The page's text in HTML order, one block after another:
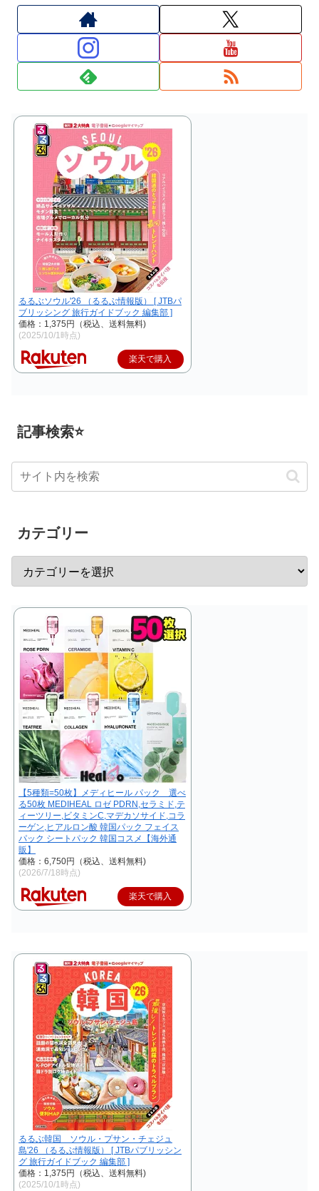
るるぶソウル'26 （るるぶ情報版） [ JTBパ
ブリッシング 旅行ガイドブック 編集部 ]
価格：1,375円（税込、送料無料)
(2025/10/1時点)
楽天で購入
記事検索⭐
カテゴリー
【5種類=50枚】メディヒール パック 選べ
る50枚 MEDIHEAL ロゼ PDRN,セラミド,テ
ィーツリー,ビタミンC,マデカソサイド,コラ
ーゲン,ヒアルロン酸 韓国パック フェイス
パック シートパック 韓国コスメ【海外通
販】
価格：6,750円（税込、送料無料)
(2026/7/18時点)
楽天で購入
るるぶ韓国 ソウル・プサン・チェジュ
島'26 （るるぶ情報版） [ JTBパブリッシン
グ 旅行ガイドブック 編集部 ]
価格：1,375円（税込、送料無料)
(2025/10/1時点)